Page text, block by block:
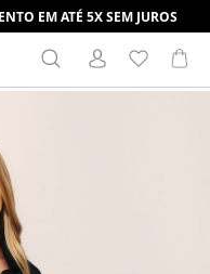
EM ATÉ 5X SEM JUROS
Search